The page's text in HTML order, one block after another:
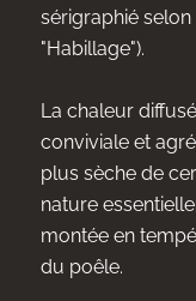
sérigraphié selon
"Habillage").
La chaleur
conviviale et
plus sèche de
nature
montée en
du poêle.